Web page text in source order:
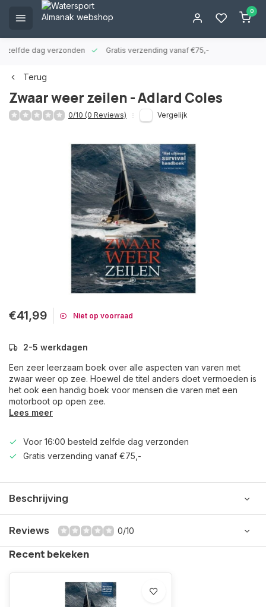
0
zelfde dag verzonden Gratis verzending vanaf €75,-
Terug
Zwaar weer zeilen - Adlard Coles
0/10 (0 Reviews) Vergelijk
€41,99 Niet op voorraad
2-5 werkdagen
Een zeer leerzaam boek over alle aspecten van varen met
zwaar weer op zee. Hoewel de titel anders doet vermoeden is
het ook een handig boek voor mensen die varen met een
motorboot op open zee.
Lees meer
Voor 16:00 besteld zelfde dag verzonden
Gratis verzending vanaf €75,-
Beschrijving
Reviews 0/10
Recent bekeken